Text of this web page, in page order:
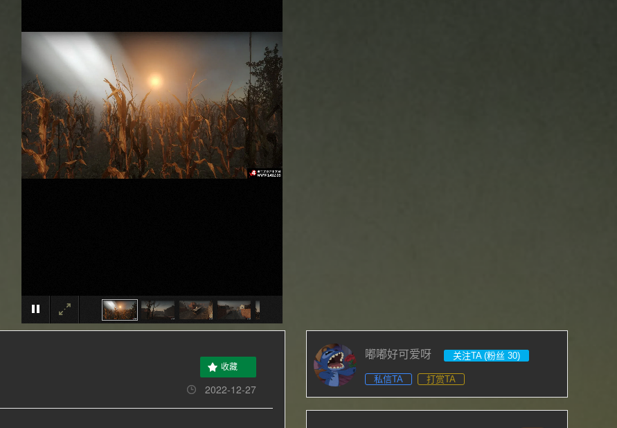
收藏
2022-12-27
嘟嘟好可爱呀 关注TA (粉丝 30)
私信TA 打赏TA